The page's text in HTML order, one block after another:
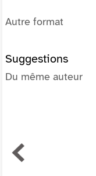
Autre format
Suggestions
Du même auteur